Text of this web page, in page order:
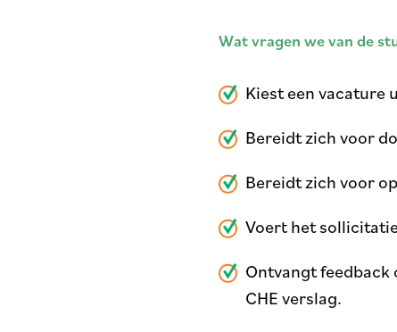
Wat vragen we van de
Kiest een vacature
Bereidt zich voor
Bereidt zich voor
Voert het
Ontvangt feedback
CHE verslag.